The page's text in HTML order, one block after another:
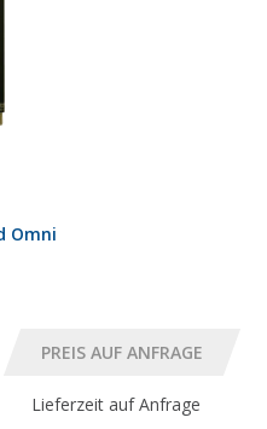
Omni
Lieferzeit auf Anfrage